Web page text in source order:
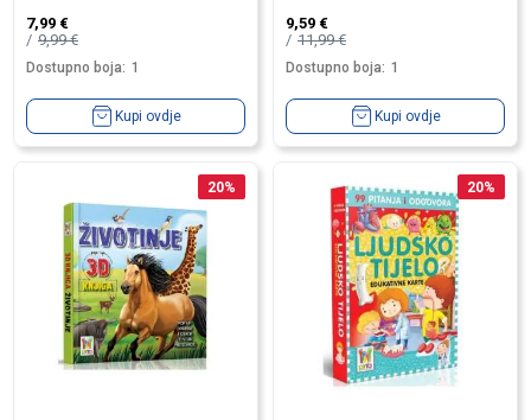
7,99 €
9,99€
Dostupno boja: 1
Kupi ovdje
9,59 €
11,99€
Dostupno boja: 1
Kupi ovdje
20% 20%